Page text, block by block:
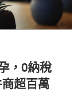
，0納稅
超百萬